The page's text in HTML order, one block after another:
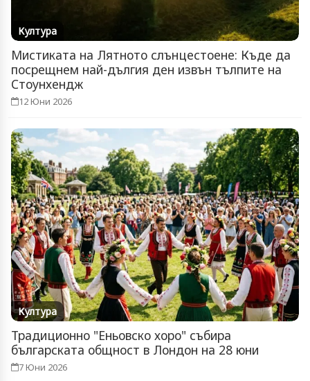
Култура
Мистиката на Лятното слънцестоене: Къде да
посрещнем най-дългия ден извън тълпите на
Стоунхендж
12 Юни 2026
Култура
Традиционно "Еньовско хоро" събира
българската общност в Лондон на 28 юни
7 Юни 2026